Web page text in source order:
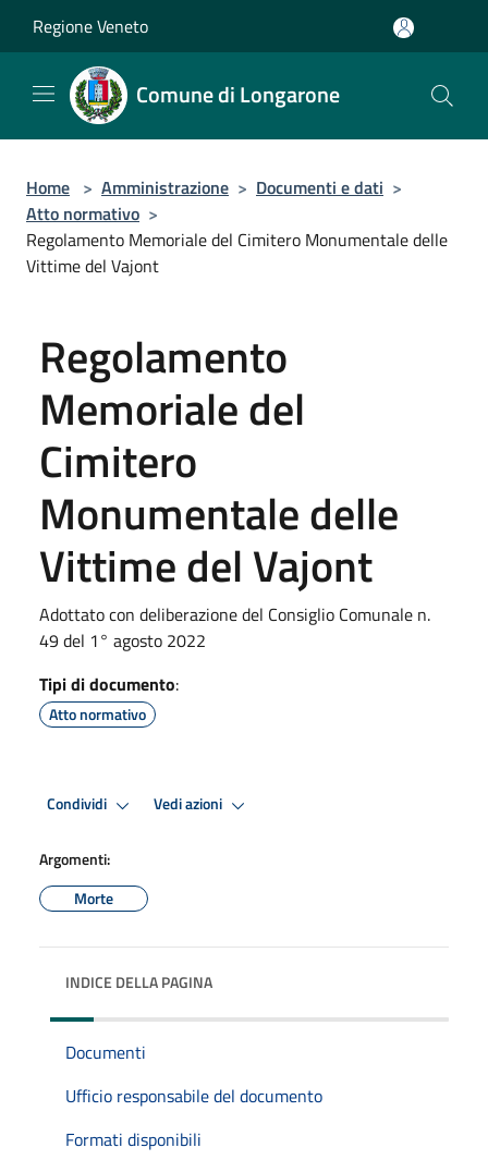
Regione Veneto
Comune di Longarone
Home > Amministrazione > Documenti e dati >
Atto normativo >
Regolamento Memoriale del Cimitero Monumentale delle
Vittime del Vajont
Regolamento
Memoriale del
Cimitero
Monumentale delle
Vittime del Vajont
Adottato con deliberazione del Consiglio Comunale n.
49 del 1° agosto 2022
Tipi di documento:
Atto normativo
Condividi Vedi azioni
Argomenti:
Morte
INDICE DELLA PAGINA
Documenti
Ufficio responsabile del documento
Formati disponibili